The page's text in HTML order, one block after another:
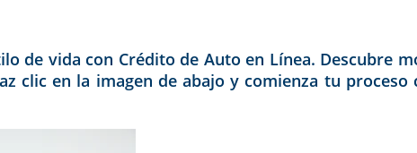
de vida con Crédito de Auto en Línea. Descubre
clic en la imagen de abajo y comienza tu proceso